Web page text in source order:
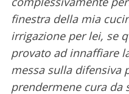
finestra della mia
irrigazione per lei, se
provato ad innaffiare
messa sulla difensiva
prendermene cura da